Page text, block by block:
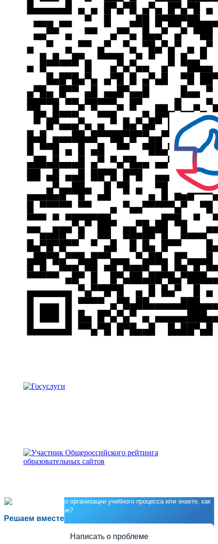
Решаем вместе
Есть предложения по организации учебного процесса или знаете, как
сделать школу лучше?
Написать о проблеме